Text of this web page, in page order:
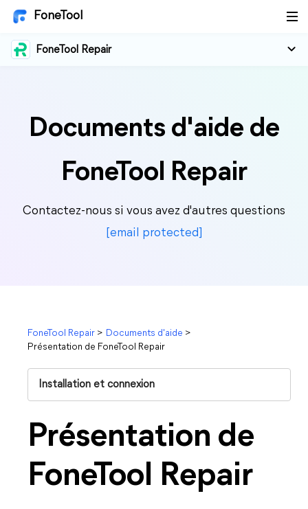
FoneTool
FoneTool Repair
Documents d'aide de
FoneTool Repair
Contactez-nous si vous avez d'autres questions
[email protected]
FoneTool Repair > Documents d'aide >
Présentation de FoneTool Repair
Installation et connexion
Présentation de
FoneTool Repair